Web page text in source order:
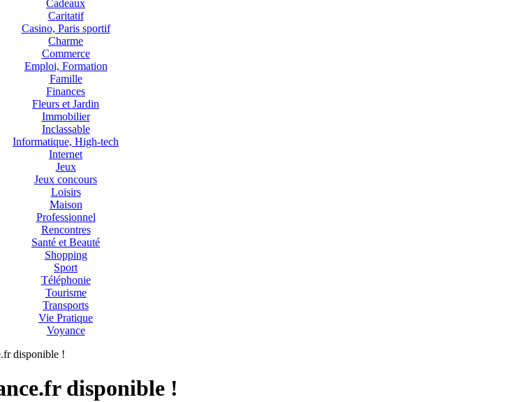
Cadeaux
Caritatif
Casino, Paris sportif
Charme
Commerce
Emploi, Formation
Famille
Finances
Fleurs et Jardin
Immobilier
Inclassable
Informatique, High-tech
Internet
Jeux
Jeux concours
Loisirs
Maison
Professionnel
Rencontres
Santé et Beauté
Shopping
Sport
Téléphonie
Tourisme
Transports
Vie Pratique
Voyance
disponible !
disponible !